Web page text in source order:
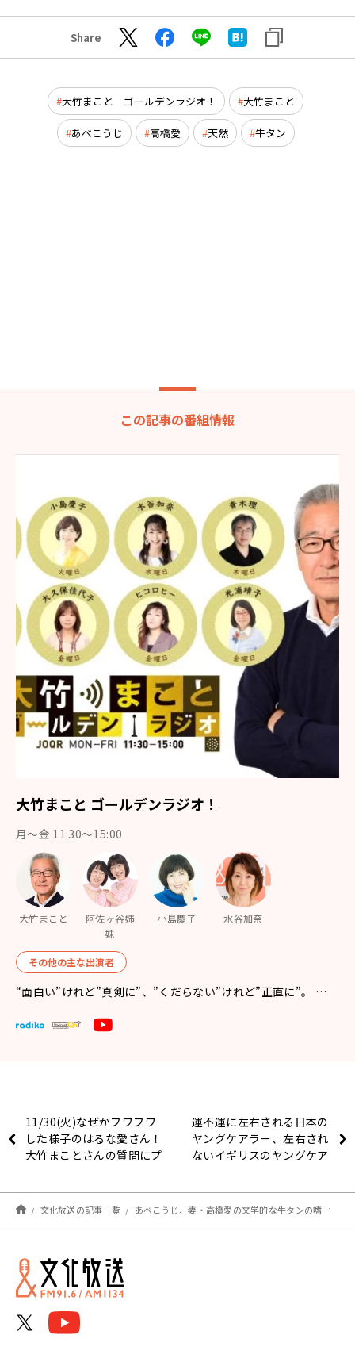
Share
大竹まこと ゴールデンラジオ！ 大竹まこと
あべこうじ 高橋愛 天然 牛タン
この記事の番組情報
大竹まこと ゴールデンラジオ！
月〜金 11:30～15:00
大竹まこと
阿佐ヶ谷姉
妹
小島慶子 水谷加奈
その他の主な出演者
“面白い”けれど”真剣に”、”くだらない”けれど”正直に”。 …
11/30(火)なぜかフワフワ
した様子のはるな愛さん！
大竹まことさんの質問にプ
リ！？
運不運に左右される日本の
ヤングケアラー、左右され
ないイギリスのヤングケア
とゴールデンラジオー
文化放送の記事一覧 あべこうじ、妻・高橋愛の文学的な牛タンの嗜みを暴露―11月30日大竹まことゴールデンラジオ